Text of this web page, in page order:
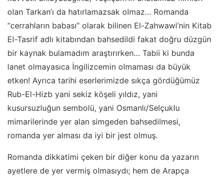
olan Tarkan’ı da hatırlamazsak olmaz… Romanda
“cerrahların babası” olarak bilinen El-Zahwawi’nin Kitab
El-Tasrif adlı kitabından bahsedildi fakat doğru düzgün
bir kaynak bulamadım araştırırken… Tabii ki bunda
lanet olmayasıca İngilizcemin olmaması da büyük
etken! Ayrıca tarihi eserlerimizde sıkça gördüğümüz
Rub-El-Hizb yani sekiz köşeli yıldız, yani
kusursuzluğun sembolü, yani Osmanlı/Selçuklu
mimarilerinde yer alan simgeden bahsedilmesi,
romanda yer alması da iyi bir jest olmuş.
Romanda dikkatimi çeken bir diğer konu da yazarın
ayetlere de yer vermiş olmasıydı; hem de Arapça